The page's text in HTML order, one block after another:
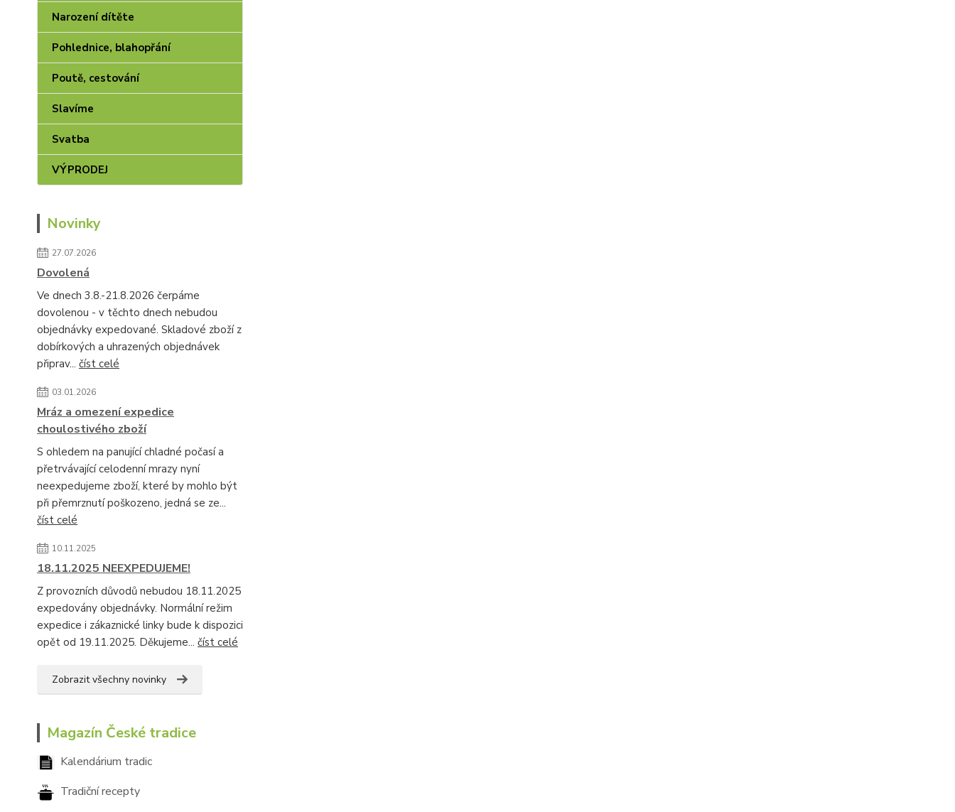
Narození dítěte
Pohlednice, blahopřání
Poutě, cestování
Slavíme
Svatba
VÝPRODEJ
Novinky
27.07.2026
Dovolená
Ve dnech 3.8.-21.8.2026 čerpáme
dovolenou - v těchto dnech nebudou
objednávky expedované. Skladové zboží z
dobírkových a uhrazených objednávek
připrav... číst celé
03.01.2026
Mráz a omezení expedice
choulostivého zboží
S ohledem na panující chladné počasí a
přetrvávající celodenní mrazy nyní
neexpedujeme zboží, které by mohlo být
při přemrznutí poškozeno, jedná se ze...
číst celé
10.11.2025
18.11.2025 NEEXPEDUJEME!
Z provozních důvodů nebudou 18.11.2025
expedovány objednávky. Normální režim
expedice i zákaznické linky bude k dispozici
opět od 19.11.2025. Děkujeme... číst celé
Zobrazit všechny novinky
Magazín České tradice
Kalendárium tradic
Tradiční recepty